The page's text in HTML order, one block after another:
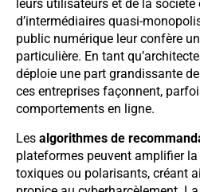
leurs utilisateurs et de la
d’intermédiaires quasi-
public numérique leur confère
particulière. En tant
déploie une part grandissante
ces entreprises façonnent,
comportements en ligne.
Les algorithmes de
plateformes peuvent amplifier
toxiques ou polarisants, créant